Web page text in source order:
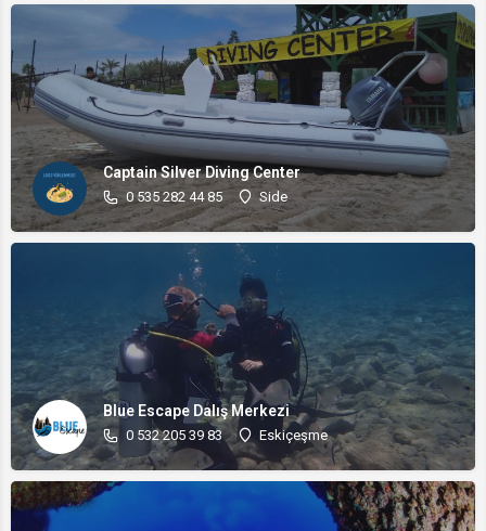
Captain Silver Diving Center
0 535 282 44 85 Side
Blue Escape Dalış Merkezi
0 532 205 39 83 Eskiçeşme